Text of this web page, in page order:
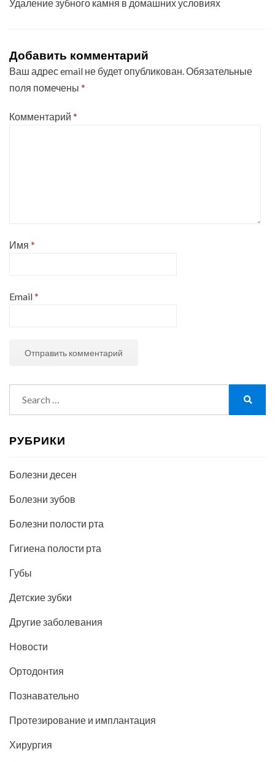
Удаление зубного камня в домашних условиях
Добавить комментарий
Ваш адрес email не будет опубликован.Обязательные
поля помечены *
Комментарий *
Имя *
Email*
for:
РУБРИКИ
Болезни десен
Болезни зубов
Болезни полости рта
Гигиена полости рта
Губы
Детские зубки
Другие заболевания
Новости
Ортодонтия
Познавательно
Протезирование и имплантация
Хирургия